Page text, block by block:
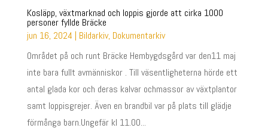
Kosläpp, växtmarknad och loppis gjorde att cirka 1000
personer fyllde Bräcke
jun 16, 2024 | Bildarkiv, Dokumentarkiv
Området på och runt Bräcke Hembygdsgård var den11 maj
inte bara fullt avmänniskor . Till väsentligheterna hörde ett
antal glada kor och deras kalvar ochmassor av växtplantor
samt loppisgrejer. Även en brandbil var på plats till glädje
förmånga barn.Ungefär kl 11.00...